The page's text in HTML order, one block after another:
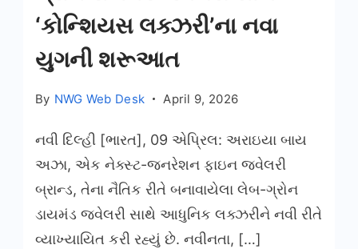
‘કોન્શિયસ લક્ઝરી’ના નવા
યુગની શરૂઆત
By NWG Web Desk April 9, 2026
નવી દિલ્હી [ભારત], 09 એપ્રિલ: અરાઇયા બાય
અઝા, એક નેક્સ્ટ-જનરેશન ફાઇન જ્વેલરી
બ્રાન્ડ, તેના નૈતિક રીતે બનાવાયેલા લેબ-ગ્રોન
ડાયમંડ જ્વેલરી સાથે આધુનિક લક્ઝરીને નવી રીતે
વ્યાખ્યાયિત કરી રહ્યું છે. નવીનતા, […]